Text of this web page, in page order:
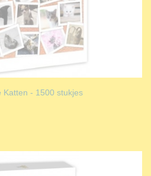
Katten - 1500 stukjes